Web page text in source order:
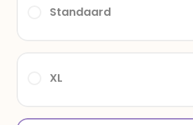
XL
Standaard